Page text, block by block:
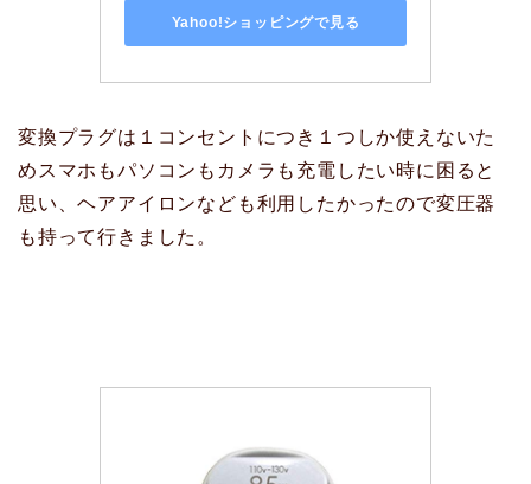
Yahoo!ショッピングで見る
変換プラグは１コンセントにつき１つしか使えないた
めスマホもパソコンもカメラも充電したい時に困ると
思い、ヘアアイロンなども利用したかったので変圧器
も持って行きました。